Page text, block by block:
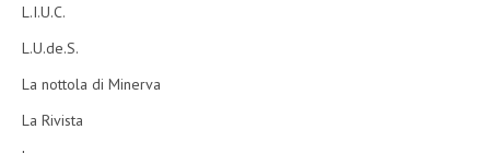
L.I.U.C.
L.U.de.S.
La nottola di Minerva
La Rivista